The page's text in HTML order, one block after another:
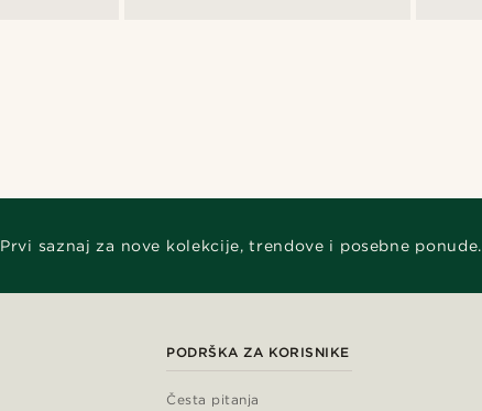
Prvi saznaj za nove kolekcije, trendove i posebne ponude.
PODRŠKA ZA KORISNIKE
Česta pitanja